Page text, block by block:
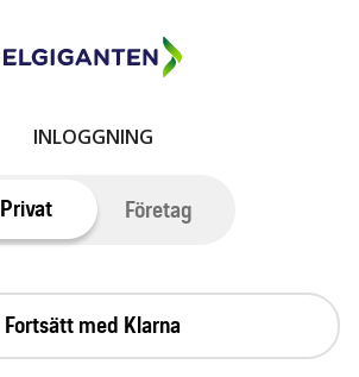
INLOGGNING
Privat Företag
Fortsätt med Klarna